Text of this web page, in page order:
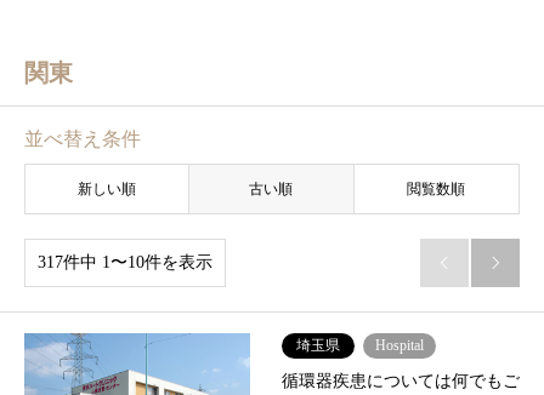
関東
並べ替え条件
新しい順 古い順 閲覧数順
317件中 1〜10件を表示  
埼玉県 Hospital
循環器疾患については何でもご